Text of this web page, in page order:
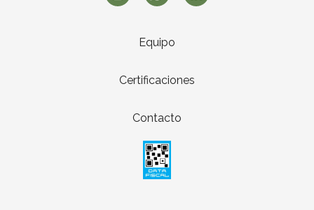
Equipo
Certificaciones
Contacto